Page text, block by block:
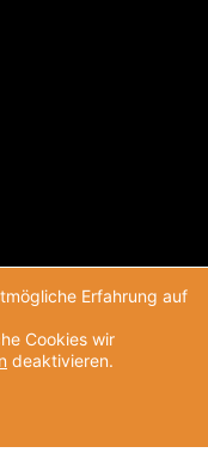
Erfahrung auf
Cookies wir
deaktivieren.
Cookie-Banner